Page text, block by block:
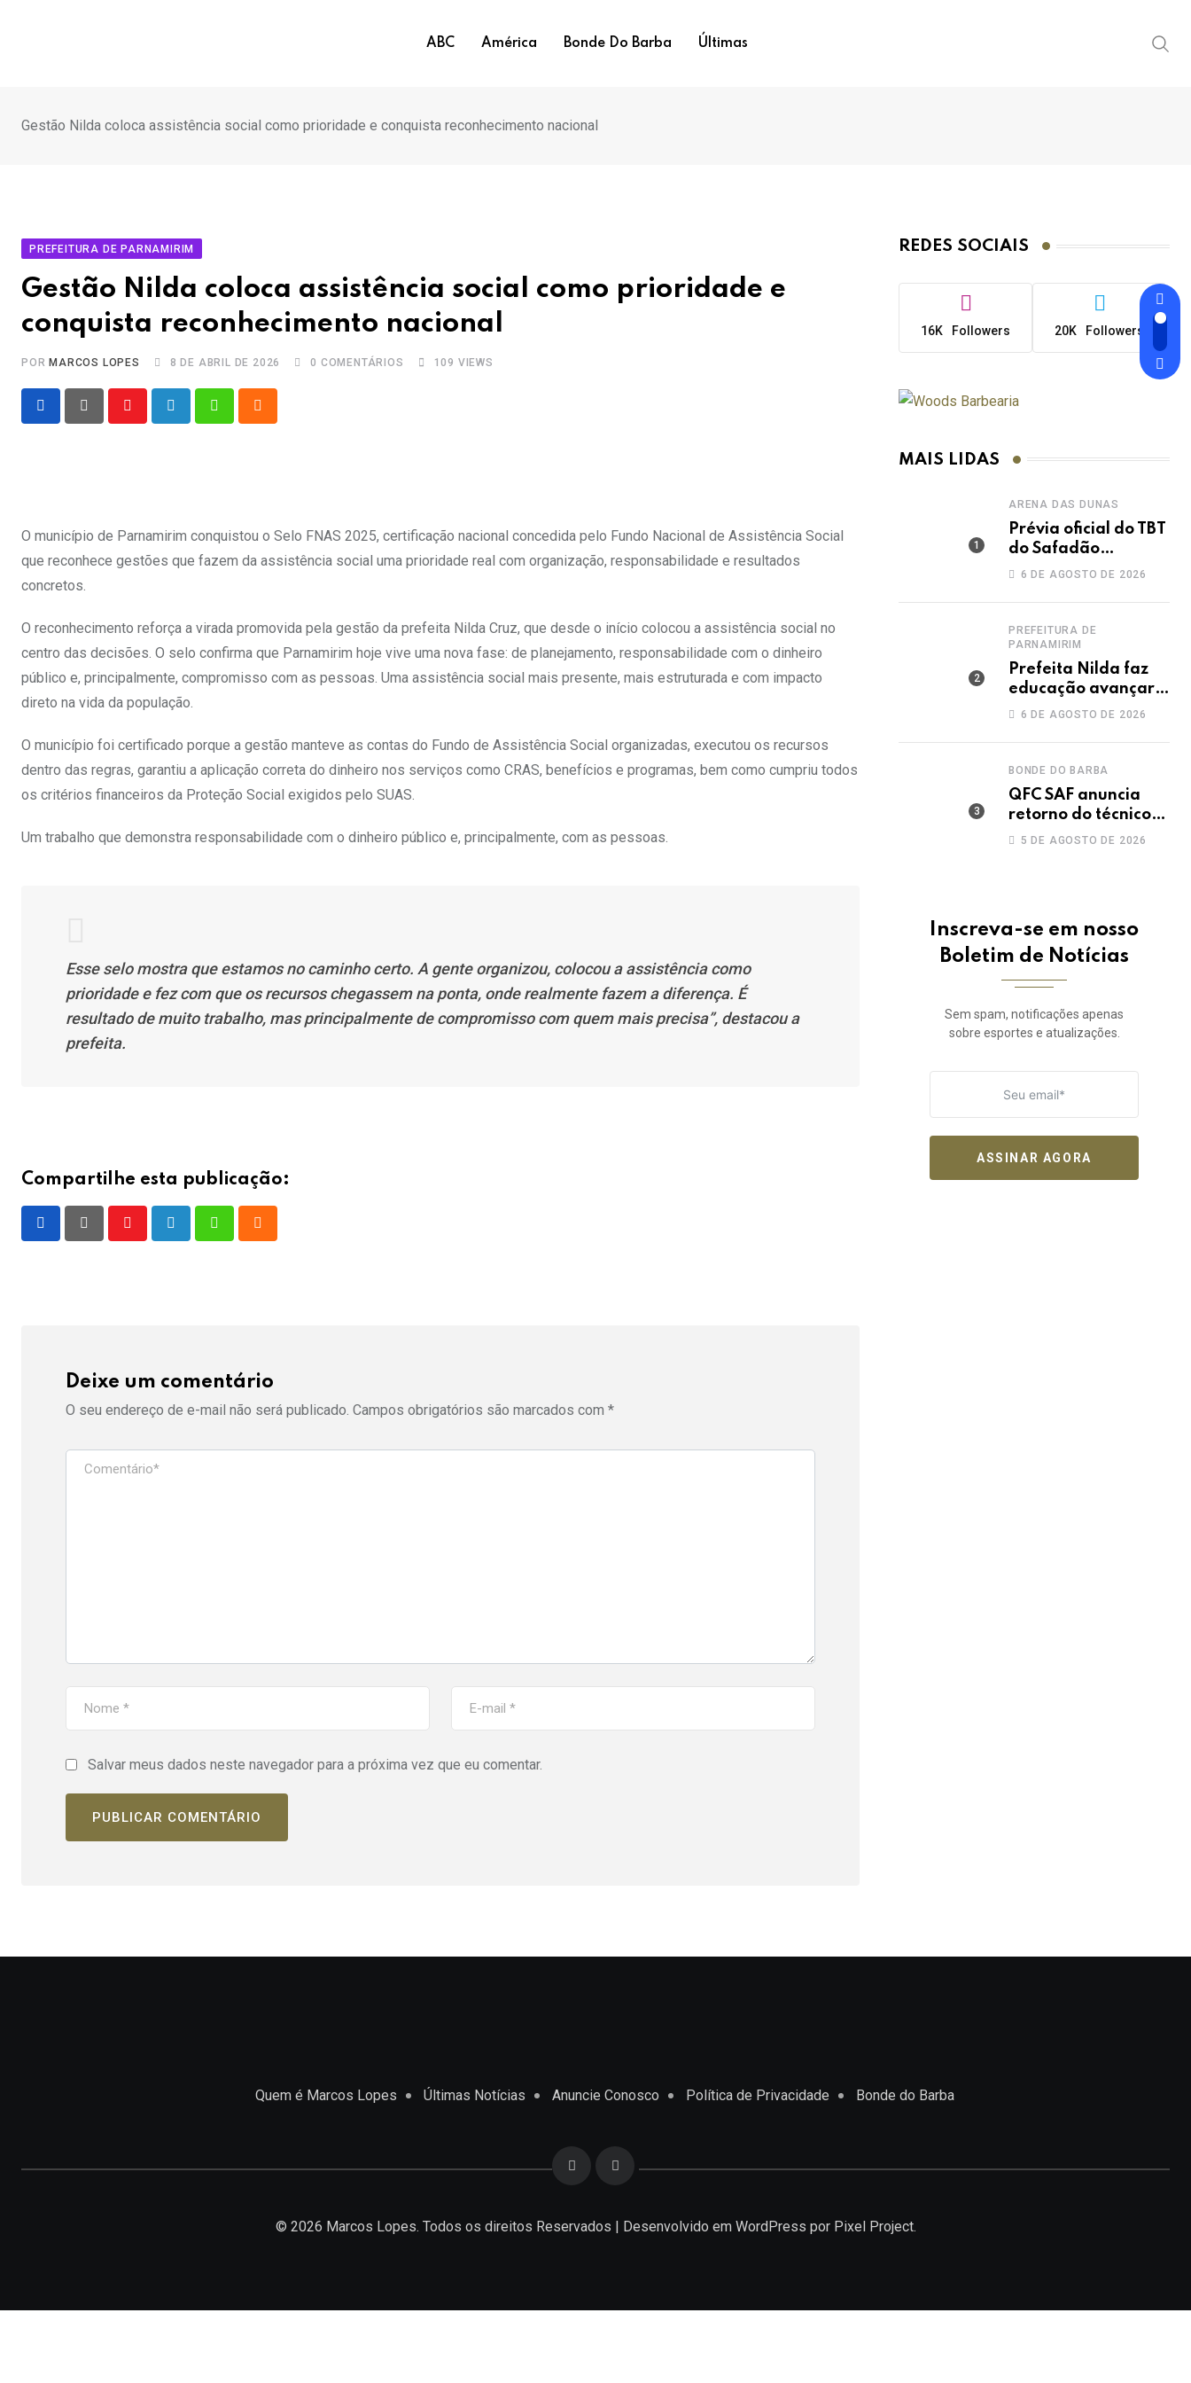
ABC América Bonde Do Barba Últimas
Gestão Nilda coloca assistência social como prioridade e conquista reconhecimento nacional
PREFEITURA DE PARNAMIRIM
Gestão Nilda coloca assistência social como prioridade e
conquista reconhecimento nacional
POR MARCOS LOPES 8 DE ABRIL DE 2026 0 COMENTÁRIOS 109 VIEWS
O município de Parnamirim conquistou o Selo FNAS 2025, certificação nacional concedida pelo Fundo Nacional de Assistência Social
que reconhece gestões que fazem da assistência social uma prioridade real com organização, responsabilidade e resultados
concretos.
O reconhecimento reforça a virada promovida pela gestão da prefeita Nilda Cruz, que desde o início colocou a assistência social no
centro das decisões. O selo confirma que Parnamirim hoje vive uma nova fase: de planejamento, responsabilidade com o dinheiro
público e, principalmente, compromisso com as pessoas. Uma assistência social mais presente, mais estruturada e com impacto
direto na vida da população.
O município foi certificado porque a gestão manteve as contas do Fundo de Assistência Social organizadas, executou os recursos
dentro das regras, garantiu a aplicação correta do dinheiro nos serviços como CRAS, benefícios e programas, bem como cumpriu todos
os critérios financeiros da Proteção Social exigidos pelo SUAS.
Um trabalho que demonstra responsabilidade com o dinheiro público e, principalmente, com as pessoas.
Esse selo mostra que estamos no caminho certo. A gente organizou, colocou a assistência como
prioridade e fez com que os recursos chegassem na ponta, onde realmente fazem a diferença. É
resultado de muito trabalho, mas principalmente de compromisso com quem mais precisa”, destacou a
prefeita.
Compartilhe esta publicação:
Deixe um comentário
O seu endereço de e-mail não será publicado. Campos obrigatórios são marcados com *
Salvar meus dados neste navegador para a próxima vez que eu comentar.
REDES SOCIAIS
16K Followers 20K Followers
MAIS LIDAS
ARENA DAS DUNAS
Prévia oficial do TBT
do Safadão
acontece nesta
Dunas
6 DE AGOSTO DE 2026
PREFEITURA DE
PARNAMIRIM
Prefeita Nilda faz
educação avançar e
leva Parnamirim ao
história dos anos
iniciais
6 DE AGOSTO DE 2026
BONDE DO BARBA
QFC SAF anuncia
retorno do técnico
João Paulo para a
5 DE AGOSTO DE 2026
Inscreva-se em nosso
Boletim de Notícias
Sem spam, notificações apenas
sobre esportes e atualizações.
ASSINAR AGORA
Quem é Marcos Lopes Últimas Notícias Anuncie Conosco Política de Privacidade Bonde do Barba
© 2026 Marcos Lopes. Todos os direitos Reservados | Desenvolvido em WordPress por Pixel Project.